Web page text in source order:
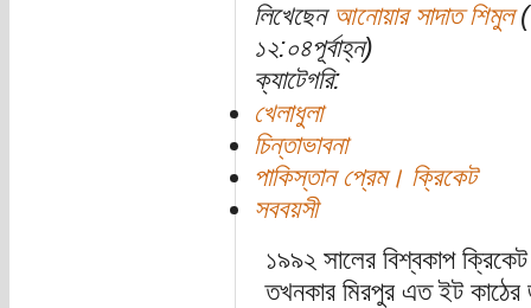
লিখেছেন আনোয়ার সাদাত শিমুল
১২:০৪পূর্বাহ্ন)
ক্যাটেগরি:
খেলাধুলা
চিন্তাভাবনা
পাকিস্তান প্রেম। ক্রিকেট
সববয়সী
১৯৯২ সালের বিশ্বকাপ
তখনকার মিরপুর এত ইট কাঠের